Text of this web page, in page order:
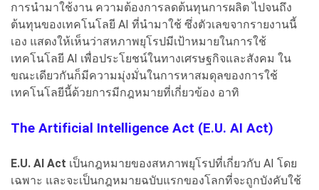
การนำมาใช้งาน ความต้องการลดต้นทุนการผลิต ไปจนถึง
ต้นทุนของเทคโนโลยี AI ที่นำมาใช้ ซึ่งตัวเลขจากรายงานนี้
เอง แสดงให้เห็นว่าสหภาพยุโรปมีเป้าหมายในการใช้
เทคโนโลยี AI เพื่อประโยชน์ในทางเศรษฐกิจและสังคม ใน
ขณะเดียวกันก็มีความมุ่งมั่นในการหาสมดุลของการใช้
เทคโนโลยีนี้ด้วยการมีกฎหมายที่เกี่ยวข้อง อาทิ
The Artificial Intelligence Act (E.U. AI Act)
E.U. AI Act เป็นกฎหมายของสหภาพยุโรปที่เกี่ยวกับ AI โดย
เฉพาะ และจะเป็นกฎหมายฉบับแรกของโลกที่จะถูกบังคับใช้